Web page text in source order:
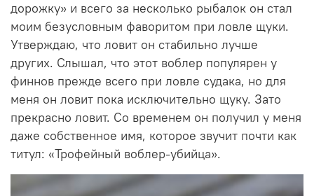
дорожку» и всего за несколько рыбалок он стал
моим безусловным фаворитом при ловле щуки.
Утверждаю, что ловит он стабильно лучше
других. Слышал, что этот воблер популярен у
финнов прежде всего при ловле судака, но для
меня он ловит пока исключительно щуку. Зато
прекрасно ловит. Со временем он получил у меня
даже собственное имя, которое звучит почти как
титул: «Трофейный воблер-убийца».